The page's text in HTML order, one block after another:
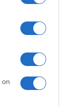
on